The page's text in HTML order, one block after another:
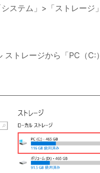
システム」>「ストレージ
ストレージから「PC（C: